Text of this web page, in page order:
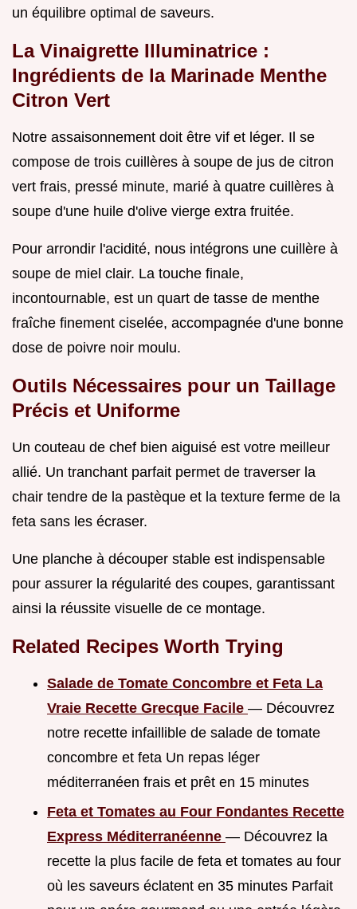
un équilibre optimal de saveurs.
La Vinaigrette Illuminatrice :
Ingrédients de la Marinade Menthe
Citron Vert
Notre assaisonnement doit être vif et léger. Il se
compose de trois cuillères à soupe de jus de citron
vert frais, pressé minute, marié à quatre cuillères à
soupe d'une huile d'olive vierge extra fruitée.
Pour arrondir l'acidité, nous intégrons une cuillère à
soupe de miel clair. La touche finale,
incontournable, est un quart de tasse de menthe
fraîche finement ciselée, accompagnée d'une bonne
dose de poivre noir moulu.
Outils Nécessaires pour un Taillage
Précis et Uniforme
Un couteau de chef bien aiguisé est votre meilleur
allié. Un tranchant parfait permet de traverser la
chair tendre de la pastèque et la texture ferme de la
feta sans les écraser.
Une planche à découper stable est indispensable
pour assurer la régularité des coupes, garantissant
ainsi la réussite visuelle de ce montage.
Related Recipes Worth Trying
Salade de Tomate Concombre et Feta La
Vraie Recette Grecque Facile — Découvrez
notre recette infaillible de salade de tomate
concombre et feta Un repas léger
méditerranéen frais et prêt en 15 minutes
Feta et Tomates au Four Fondantes Recette
Express Méditerranéenne — Découvrez la
recette la plus facile de feta et tomates au four
où les saveurs éclatent en 35 minutes Parfait